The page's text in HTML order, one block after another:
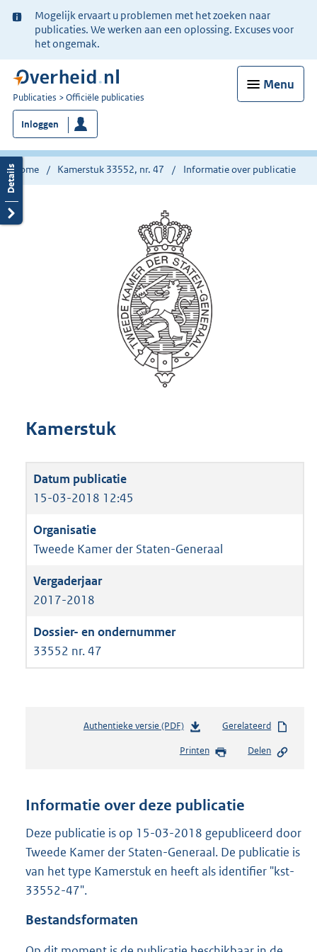
Ter
informatie:
Mogelijk ervaart u problemen met het zoeken naar
publicaties. We werken aan een oplossing. Excuses voor
het ongemak.
Menu
U
bent
nu
hier:
Publicaties Officiële publicaties
Inloggen
Home Kamerstuk 33552, nr. 47 Informatie over publicatie
Kamerstuk
15-03-2018 12:45
Tweede Kamer der Staten-Generaal
2017-2018
33552 nr. 47
Authentieke versie (PDF)b
s
n
s
r
o
:
Gerelateerd
Printen Delen
Informatie over deze publicatie
Deze publicatie is op 15-03-2018 gepubliceerd door
Tweede Kamer der Staten-Generaal. De publicatie is
van het type Kamerstuk en heeft als identifier "kst-
33552-47".
Bestandsformaten